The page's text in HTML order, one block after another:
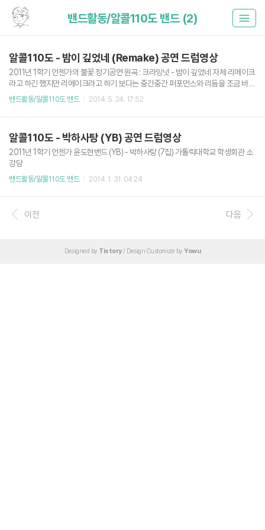
밴드활동/알콜110도 밴드 (2)
알콜110도 - 밤이 깊었네 (Remake) 공연 드럼영상
2011년 1학기 언젠가의 불꽃 정기공연 원곡 : 크라잉넛 - 밤이 깊었네 자체 리메이크
라고 하긴 했지만 리메이크라고 하기 보다는 중간중간 퍼포먼스와 리듬을 조금 바꾼
수준첫 드럼 솔로. 그리고 발 베이스 파괴. 중간에 겨우겨우 수리해서 다시 드러밍;;사
밴드활동/알콜110도 밴드 2014. 5. 24. 17:52
알콜110도 - 박하사탕 (YB) 공연 드럼영상
2011년 1학기 언젠가 윤도현밴드 (YB) - 박하사탕 (7집) 가톨릭대학교 학생회관 소
강당
밴드활동/알콜110도 밴드 2014. 1. 31. 04:24
이전 다음
Designed by Tistory/ Design Customize by Yowu